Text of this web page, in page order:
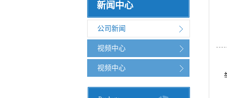
新闻中心
公司新闻
视频中心
视频中心